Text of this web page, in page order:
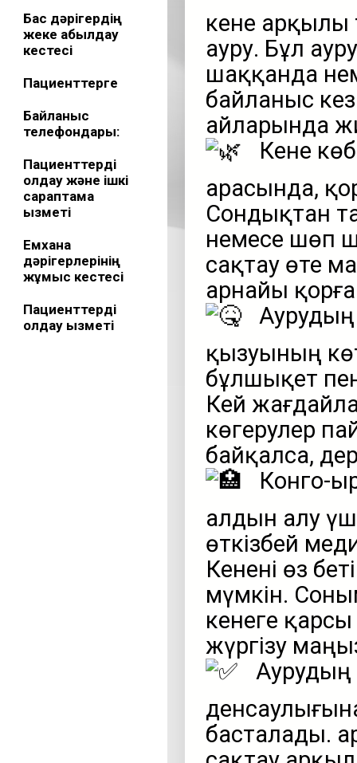
Бас дәрігердің
жеке қабылдау
кестесі
Пациенттерге
Байланыс
телефондары:
Пациенттерді
қолдау және ішкі
сараптама
қызметі
Емхана
дәрігерлерінің
жұмыс кестесі
Пациенттерді
қолдау қызметі
кене арқылы
ауру. Бұл
шаққанда
байланыс
айларында
Кене
арасында,
Сондықтан
немесе шөп
сақтау өте
арнайы
Аурудың
қызуының
бұлшықет
Кей
көгерулер
байқалса,
Конго-
алдын алу
өткізбей
Кенені өз
мүмкін.
кенеге
жүргізу
басталады.